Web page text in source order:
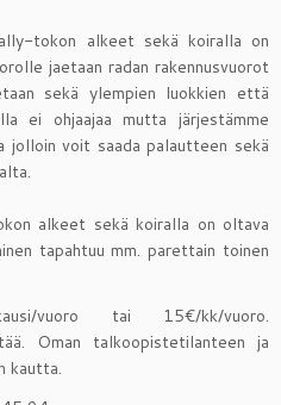
tokon alkeet sekä koiralla on
jaetaan radan rakennusvuorot
sekä ylempien luokkien että
ei ohjaajaa mutta järjestämme
jolloin voit saada palautteen sekä
alkeet sekä koiralla on oltava
tapahtuu mm. parettain toinen
vuoro tai 15€/kk/vuoro.
Oman talkoopistetilanteen ja
kautta.